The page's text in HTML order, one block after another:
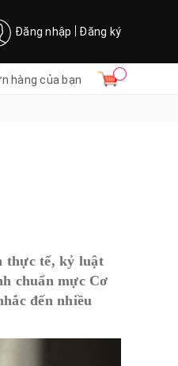
Đăng nhập Đăng ký
hàng của bạn
thực tế, kỷ luật
chuẩn mực Cơ
đến nhiều